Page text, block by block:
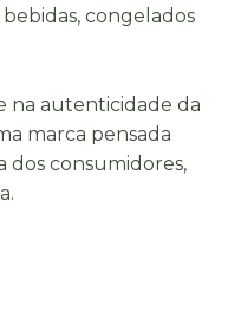
congelados
na autenticidade da
marca pensada
dos consumidores,